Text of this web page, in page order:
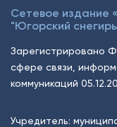
Сетевое издание
"Югорский
Зарегистрировано
сфере связи,
коммуникаций
Учредитель: